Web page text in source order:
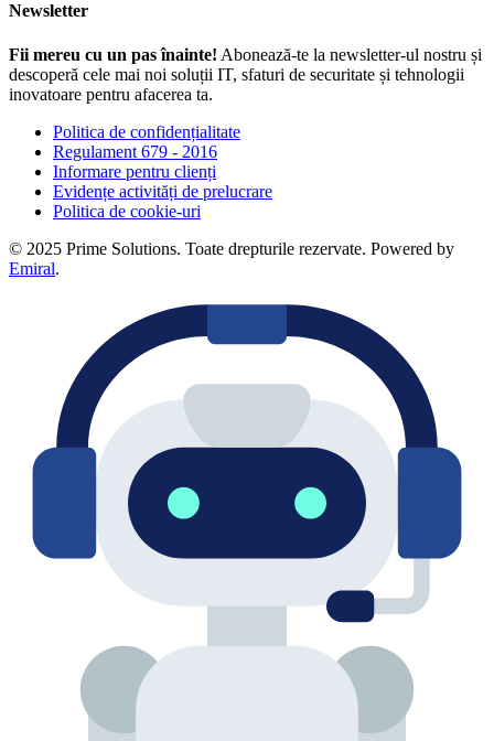
Newsletter
Fii mereu cu un pas înainte! Abonează-te la newsletter-ul nostru și
descoperă cele mai noi soluții IT, sfaturi de securitate și tehnologii
inovatoare pentru afacerea ta.
Politica de confidențialitate
Regulament 679 - 2016
Informare pentru clienți
Evidențe activități de prelucrare
Politica de cookie-uri
© 2025 Prime Solutions. Toate drepturile rezervate. Powered by
Emiral.